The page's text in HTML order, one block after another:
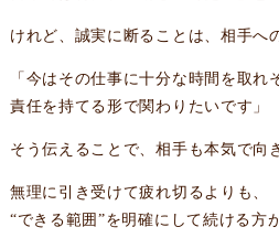
けれど、誠実に断ることは、相手へ
「今はその仕事に十分な時間を取れ
責任を持てる形で関わりたいです」
そう伝えることで、相手も本気で向
無理に引き受けて疲れ切るよりも、
“できる範囲”を明確にして続ける方が